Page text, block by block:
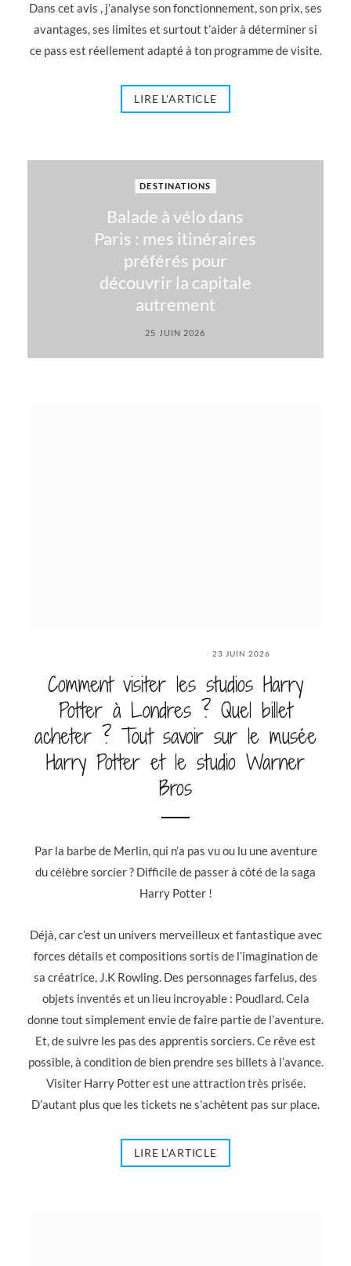
Dans cet avis , j’analyse son fonctionnement, son prix, ses
avantages, ses limites et surtout t’aider à déterminer si
ce pass est réellement adapté à ton programme de visite.
LIRE L'ARTICLE
DESTINATIONS
Balade à vélo dans
Paris : mes itinéraires
préférés pour
découvrir la capitale
autrement
25 JUIN 2026
23 JUIN 2026
Comment visiter les studios Harry
Potter à Londres ? Quel billet
acheter ? Tout savoir sur le musée
Harry Potter et le studio Warner
Bros
Par la barbe de Merlin, qui n’a pas vu ou lu une aventure
du célèbre sorcier ? Difficile de passer à côté de la saga
Harry Potter !
Déjà, car c’est un univers merveilleux et fantastique avec
forces détails et compositions sortis de l’imagination de
sa créatrice, J.K Rowling. Des personnages farfelus, des
objets inventés et un lieu incroyable : Poudlard. Cela
donne tout simplement envie de faire partie de l’aventure.
Et, de suivre les pas des apprentis sorciers. Ce rêve est
possible, à condition de bien prendre ses billets à l’avance.
Visiter Harry Potter est une attraction très prisée.
D’autant plus que les tickets ne s’achètent pas sur place.
LIRE L'ARTICLE